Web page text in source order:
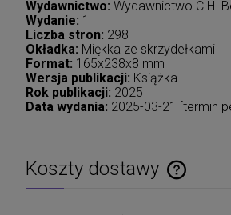
Wydawnictwo: Wydawnictwo C.H.
Wydanie: 1
Liczba stron: 298
Okładka: Miękka ze skrzydełkami
Format: 165x238x8 mm
Wersja publikacji: Książka
Rok publikacji: 2025
Data wydania: 2025-03-21 [termin
Koszty dostawy
Cena nie zawiera ewentualnych kosztów